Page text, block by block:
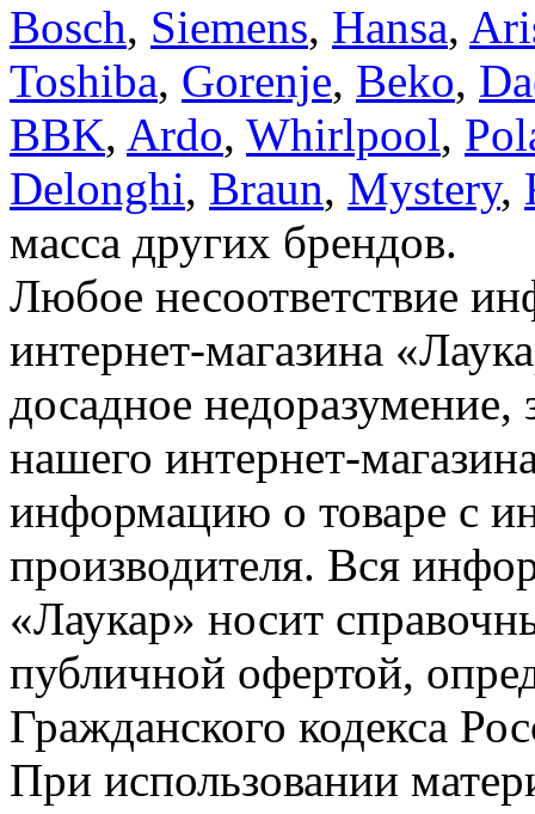
Bosch, Siemens, Hansa,
Toshiba, Gorenje, Beko,
BBK, Ardo, Whirlpool,
Delonghi, Braun, Mystery,
масса других брендов.
Любое несоответствие
интернет-магазина
досадное недоразумение,
нашего интернет-
информацию о товаре с
производителя. Вся
«Лаукар» носит
публичной офертой,
Гражданского кодекса
При использовании